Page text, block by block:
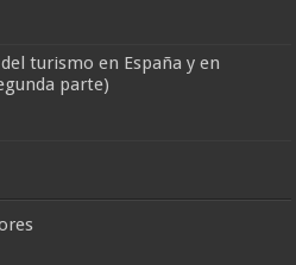
turismo en España y en
parte)